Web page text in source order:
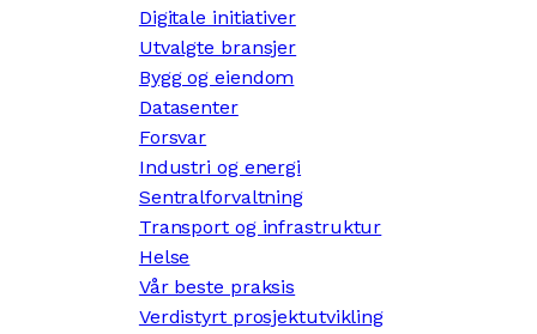
Digitale initiativer
Utvalgte bransjer
Bygg og eiendom
Datasenter
Forsvar
Industri og energi
Sentralforvaltning
Transport og infrastruktur
Helse
Vår beste praksis
Verdistyrt prosjektutvikling